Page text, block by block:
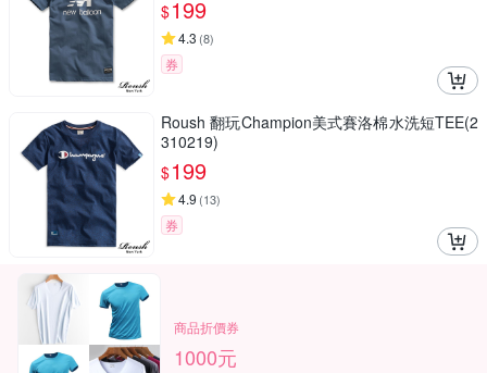
$199
4.3 (8)
券
Roush 翻玩Champion美式賽洛棉水洗短TEE(2
310219)
$199
4.9 (13)
券
商品折價券
1000元